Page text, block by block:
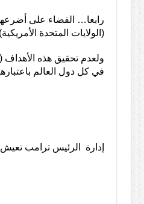
رابعا… الفضاء على
(الولايات المتحدة
ولعدم تحقيق هذه الأهداف
في كل دول العالم
إدارة الرئيس ترامب